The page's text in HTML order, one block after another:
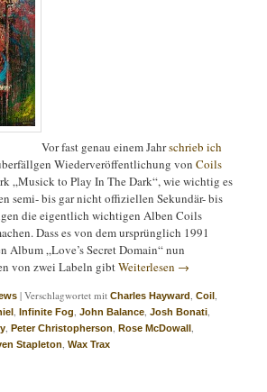
Vor fast genau einem Jahrschrieb ich
Wiederveröffentlichung vonCoils
„Musick to Play In The Dark“, wie wichtig es
semi- bis gar nicht offiziellen Sekundär- bis
die eigentlich wichtigen Alben Coils
Dass es von dem ursprünglich 1991
„Love’s Secret Domain“ nun
von zwei Labeln gibtWeiterlesen →
|Verschlagwortet mit Charles Hayward ,Coil
,Infinite Fog ,John Balance ,Josh Bonati
,Peter Christopherson ,Rose McDowall
Stapleton ,Wax Trax